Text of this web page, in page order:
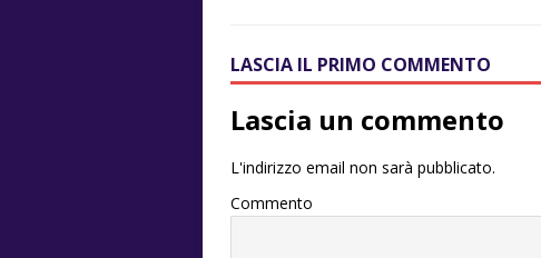
LASCIA IL PRIMO COMMENTO
Lascia un commento
L'indirizzo email non sarà pubblicato.
Commento